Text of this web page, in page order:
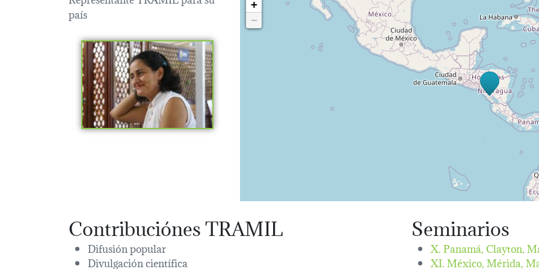
país
+
−
Contribuciónes TRAMIL
Difusión popular
Divulgación científica
Seminarios
X. Panamá, Clayton,
XI. México, Mérida,